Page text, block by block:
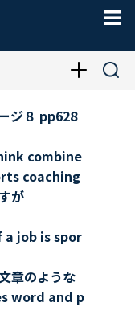
ジ８ pp628
combine
coaching
が
a job is spor
章のような
word and p